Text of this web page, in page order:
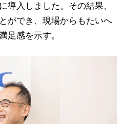
導入しました。その結果、
ができ、現場からもたいへ
足感を示す。